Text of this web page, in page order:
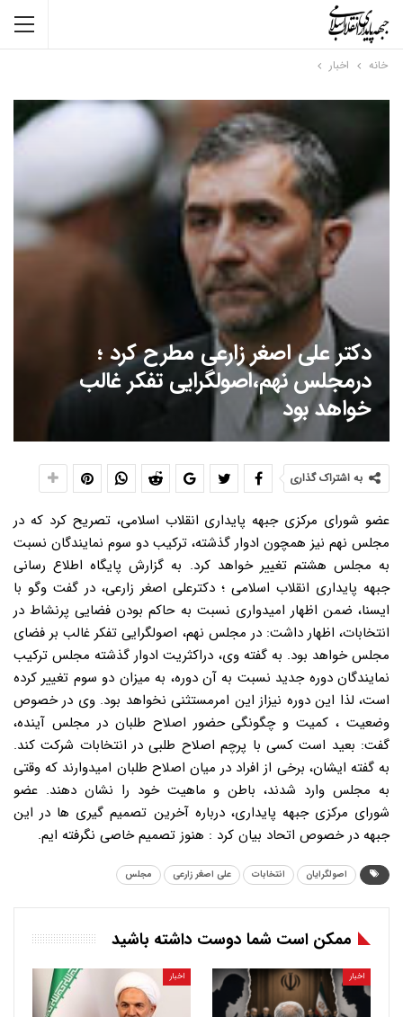
خانه اخبار
دکتر علی اصغر زارعی مطرح کرد ؛
درمجلس نهم،اصولگرایی تفکر غالب
خواهد بود
به اشتراک گذاری
عضو شورای مرکزی جبهه پایداری انقلاب اسلامی، تصریح کرد که در
مجلس نهم نیز همچون ادوار گذشته، ترکیب دو سوم نمایندگان نسبت
به مجلس هشتم تغییر خواهد کرد. به گزارش پایگاه اطلاع رسانی
جبهه پایداری انقلاب اسلامی ؛ دکترعلی اصغر زارعی، در گفت وگو با
ایسنا، ضمن اظهار امیدواری نسبت به حاکم بودن فضایی پرنشاط در
انتخابات، اظهار داشت: در مجلس نهم، اصولگرایی تفکر غالب بر فضای
مجلس خواهد بود. به گفته وی، دراکثریت ادوار گذشته مجلس ترکیب
نمایندگان دوره جدید نسبت به آن دوره، به میزان دو سوم تغییر کرده
است، لذا این دوره نیزاز این امرمستثنی نخواهد بود. وی در خصوص
وضعیت ، کمیت و چگونگی حضور اصلاح طلبان در مجلس آینده،
گفت: بعید است کسی با پرچم اصلاح طلبی در انتخابات شرکت کند.
به گفته ایشان، برخی از افراد در میان اصلاح طلبان امیدوارند که وقتی
به مجلس وارد شدند، باطن و ماهیت خود را نشان دهند. عضو
شورای مرکزی جبهه پایداری، درباره آخرین تصمیم گیری ها در این
جبهه در خصوص اتحاد بیان کرد : هنوز تصمیم خاصی نگرفته ایم.
اصولگرایان انتخابات علی اصغر زارعی مجلس
ممکن است شما دوست داشته باشید
اخبار اخبار